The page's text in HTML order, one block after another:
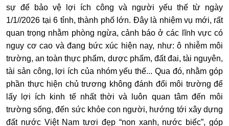
sự để bảo vệ lợi ích công và người yếu thế từ ngày
1/1//2026 tại 6 tỉnh, thành phố lớn. Đây là nhiệm vụ mới, rất
quan trọng nhằm phòng ngừa, cảnh báo ở các lĩnh vực có
nguy cơ cao và đang bức xúc hiện nay, như: ô nhiễm môi
trường, an toàn thực phẩm, dược phẩm, đất đai, tài nguyên,
tài sản công, lợi ích của nhóm yếu thế... Qua đó, nhằm góp
phần thực hiện chủ trương không đánh đổi môi trường để
lấy lợi ích kinh tế nhất thời và luôn quan tâm đến môi
trường sống, đến sức khỏe con người, hướng tới xây dựng
đất nước Việt Nam tươi đẹp “non xanh, nước biếc”, góp